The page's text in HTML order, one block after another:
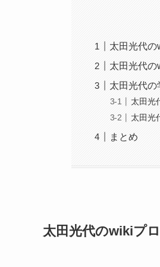
太田光代
太田光代
太田光代の
太田光
太田光
まとめ
太田光代のwikiプ